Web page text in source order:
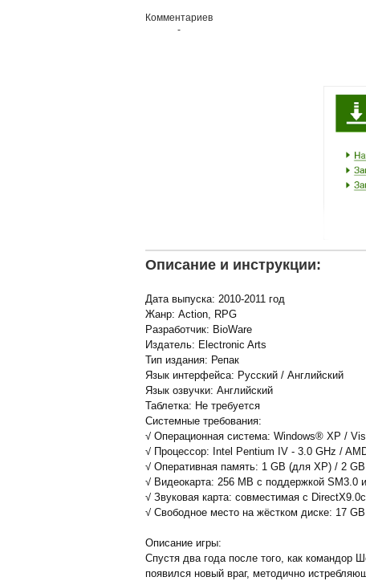
Комментариев
-
Описание и инструкции:
Дата выпуска: 2010-2011 год
Жанр: Action, RPG
Разработчик: BioWare
Издатель: Electronic Arts
Тип издания: Репак
Язык интерфейса: Русский / Английский
Язык озвучки: Английский
Таблетка: Не требуется
Системные требования:
√ Операционная система: Windows® XP /
√ Процессор: Intel Pentium IV - 3.0 GHz /
√ Оперативная память: 1 GB (для XP) / 2
√ Видеокарта: 256 MB с поддержкой SM3.0
√ Звуковая карта: совместимая с DirectX9.0c
√ Свободное место на жёстком диске: 17 GB
Описание игры:
Спустя два года после того, как командор
появился новый враг, методично